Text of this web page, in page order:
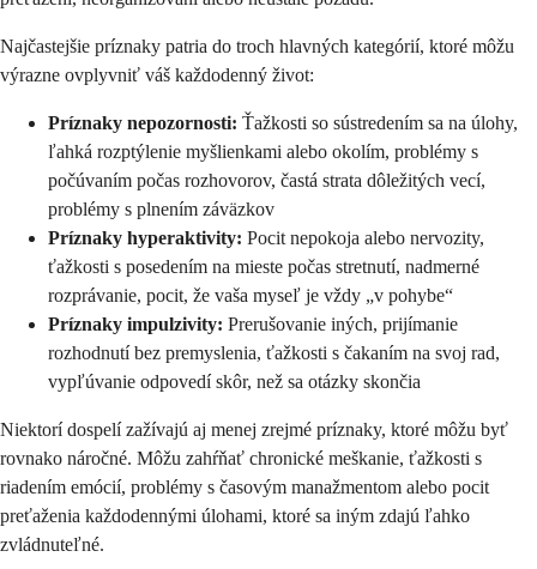
Najčastejšie príznaky patria do troch hlavných kategórií, ktoré môžu
výrazne ovplyvniť váš každodenný život:
Príznaky nepozornosti: Ťažkosti so sústredením sa na úlohy,
ľahká rozptýlenie myšlienkami alebo okolím, problémy s
počúvaním počas rozhovorov, častá strata dôležitých vecí,
problémy s plnením záväzkov
Príznaky hyperaktivity: Pocit nepokoja alebo nervozity,
ťažkosti s posedením na mieste počas stretnutí, nadmerné
rozprávanie, pocit, že vaša myseľ je vždy „v pohybe“
Príznaky impulzivity: Prerušovanie iných, prijímanie
rozhodnutí bez premyslenia, ťažkosti s čakaním na svoj rad,
vypľúvanie odpovedí skôr, než sa otázky skončia
Niektorí dospelí zažívajú aj menej zrejmé príznaky, ktoré môžu byť
rovnako náročné. Môžu zahŕňať chronické meškanie, ťažkosti s
riadením emócií, problémy s časovým manažmentom alebo pocit
preťaženia každodennými úlohami, ktoré sa iným zdajú ľahko
zvládnuteľné.